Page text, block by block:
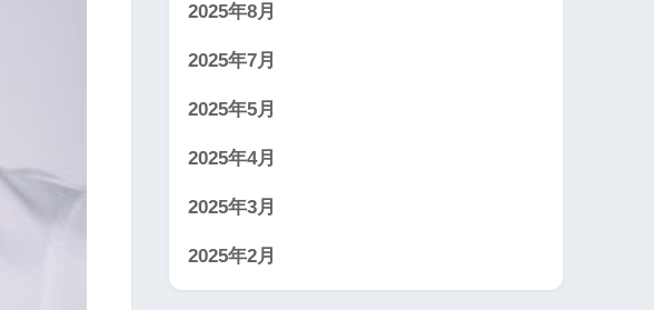
2025年8月
2025年7月
2025年5月
2025年4月
2025年3月
2025年2月